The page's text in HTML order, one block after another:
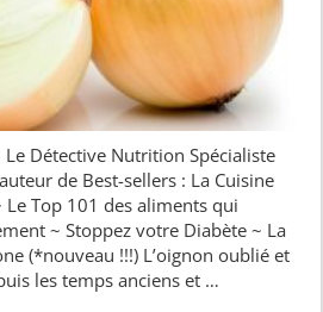
Le Détective Nutrition Spécialiste
de Best-sellers : La Cuisine
Le Top 101 des aliments qui
~ Stoppez votre Diabète ~ La
(*nouveau !!!) L’oignon oublié et
les temps anciens et …